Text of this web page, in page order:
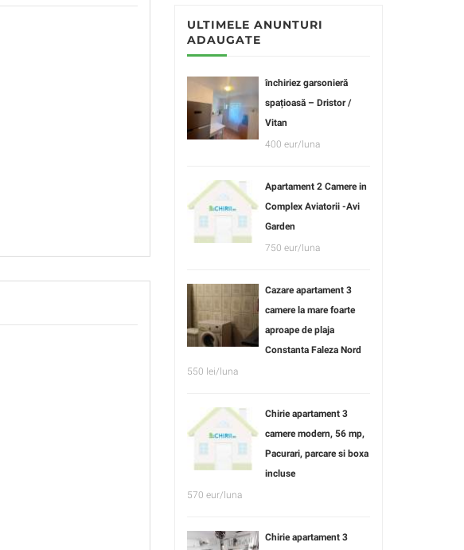
ULTIMELE ANUNTURI
ADAUGATE
închiriez garsonieră
spațioasă – Dristor /
Vitan
400 eur/luna
Apartament 2 Camere in
Complex Aviatorii -Avi
Garden
750 eur/luna
Cazare apartament 3
camere la mare foarte
aproape de plaja
Constanta Faleza Nord
550 lei/luna
Chirie apartament 3
camere modern, 56 mp,
Pacurari, parcare si boxa
incluse
570 eur/luna
Chirie apartament 3